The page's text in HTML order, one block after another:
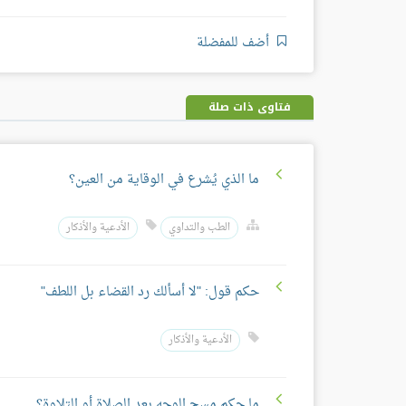
أضف للمفضلة
فتاوى ذات صلة
ما الذي يُشرع في الوقاية من العين؟
الطب والتداوي الأدعية والأذكار
حكم قول: "لا أسألك رد القضاء بل اللطف"
الأدعية والأذكار